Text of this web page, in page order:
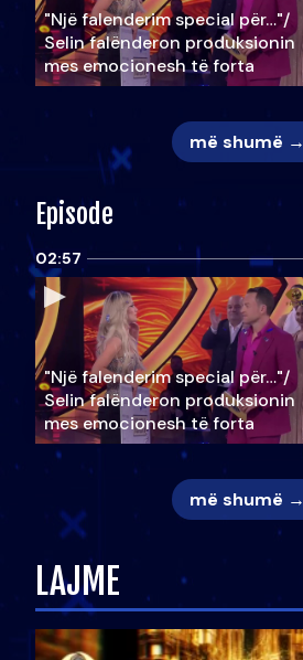
"Një falenderim special për…"/
Selin falënderon produksionin
mes emocionesh të forta
më shumë →
Episode
02:57
"Një falenderim special për…"/
Selin falënderon produksionin
mes emocionesh të forta
më shumë →
LAJME